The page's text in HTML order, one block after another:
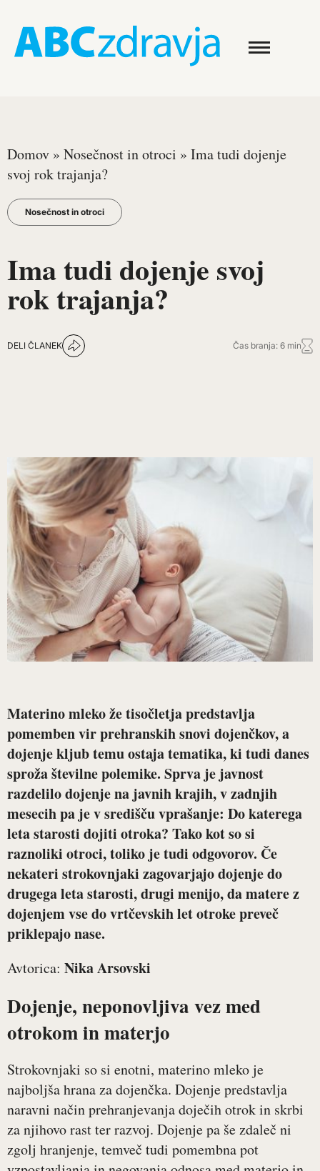
Domov » Nosečnost in otroci » Ima tudi dojenje
svoj rok trajanja?
Nosečnost in otroci
Ima tudi dojenje svoj
rok trajanja?
DELI ČLANEK Čas branja: 6 min
Materino mleko že tisočletja predstavlja
pomemben vir prehranskih snovi dojenčkov, a
dojenje kljub temu ostaja tematika, ki tudi danes
sproža številne polemike. Sprva je javnost
razdelilo dojenje na javnih krajih, v zadnjih
mesecih pa je v središču vprašanje: Do katerega
leta starosti dojiti otroka? Tako kot so si
raznoliki otroci, toliko je tudi odgovorov. Če
nekateri strokovnjaki zagovarjajo dojenje do
drugega leta starosti, drugi menijo, da matere z
dojenjem vse do vrtčevskih let otroke preveč
priklepajo nase.
Avtorica: Nika Arsovski
Dojenje, neponovljiva vez med
otrokom in materjo
Strokovnjaki so si enotni, materino mleko je
najboljša hrana za dojenčka. Dojenje predstavlja
naravni način prehranjevanja doječih otrok in skrbi
za njihovo rast ter razvoj. Dojenje pa še zdaleč ni
zgolj hranjenje, temveč tudi pomembna pot